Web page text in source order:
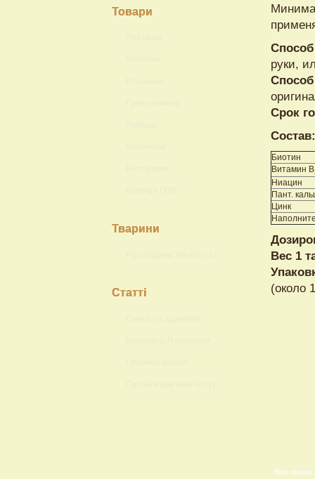
Товари
Тварини
Статті
руки,
Срок
Состав:
Биотин
Витамин B
Ниацин
Пант.
Цинк
Вес 1
(около
Все